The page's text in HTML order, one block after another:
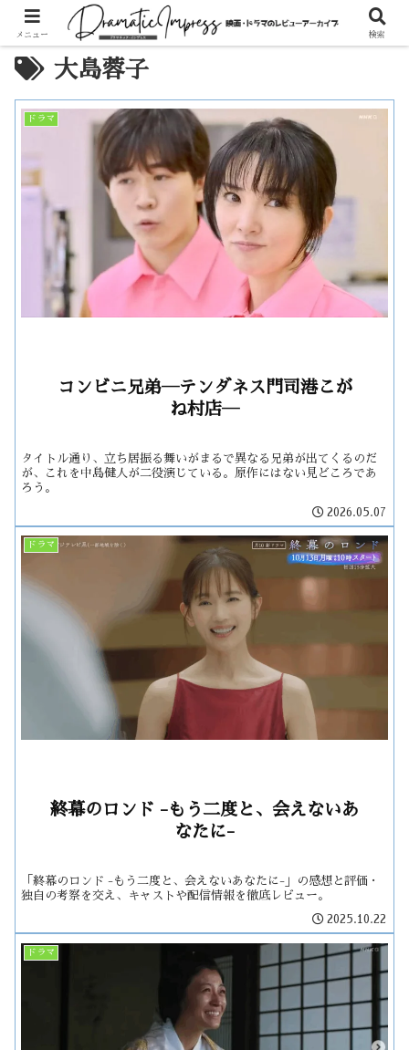
大島蓉子
ドラマ
コンビニ兄弟―テンダネス門司港こが
ね村店―
タイトル通り、立ち居振る舞いがまるで異なる兄弟が出てくるのだ
が、これを中島健人が二役演じている。原作にはない見どころであ
ろう。
2026.05.07
ドラマ
終幕のロンド -もう二度と、会えないあ
なたに-
「終幕のロンド -もう二度と、会えないあなたに-」の感想と評価・
独自の考察を交え、キャストや配信情報を徹底レビュー。
2025.10.22
ドラマ
メニュー 検索